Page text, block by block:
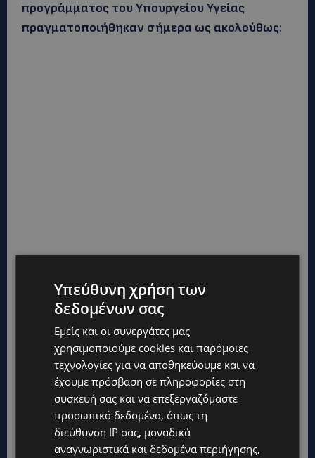
προγράμματος του Υπουργείου Υγείας
πραγματοποιήθηκαν σήμερα ως ακολούθως:
Οι αριθμοί που αναφέρονται στην ανακοίνωση
διαφοροποιούνται βάσει των τελικών και
επικαιροποιημένων στοιχείων που
αποστέλλονται στα πλαίσια της Εθνικής
Αναφοράς Επιδημιολογικού Κινδύνου που
δημοσιεύεται κάθε δεύτερη Παρασκευή
Υπεύθυνη χρήση των
δεδομένων σας
Εμείς και οι συνεργάτες μας
χρησιμοποιούμε cookies και παρόμοιες
τεχνολογίες για να αποθηκεύουμε και να
έχουμε πρόσβαση σε πληροφορίες στη
συσκευή σας και να επεξεργαζόμαστε
προσωπικά δεδομένα, όπως τη
διεύθυνση IP σας, μοναδικά
αναγνωριστικά και δεδομένα περιήγησης,